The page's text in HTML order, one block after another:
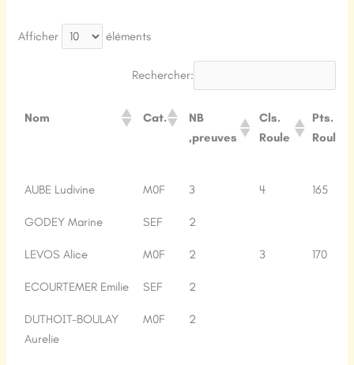
Afficher éléments
Rechercher:
Nom Cat.
NB
‚preuves
Cls.
Roule
Pts.
Roule
Nom Cat.
NB
Cls.
Pts.
AUBE Ludivine M0F 3 4 165
GODEY Marine SEF 2
LEVOS Alice M0F 2 3 170
ECOURTEMER Emilie SEF 2
DUTHOIT-BOULAY
Aurelie
M0F 2